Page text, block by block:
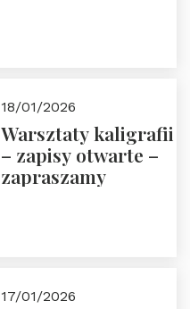
18/01/2026
Warsztaty kaligrafii
– zapisy otwarte –
zapraszamy
17/01/2026